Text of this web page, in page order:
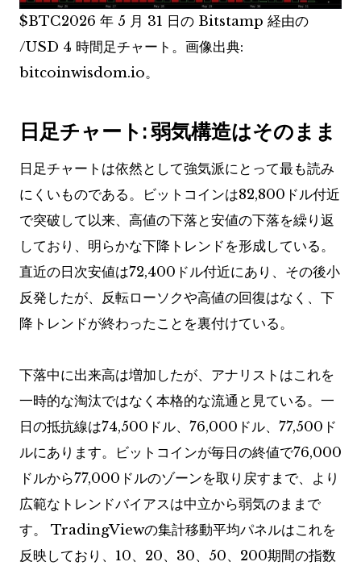
$BTC2026 年 5 月 31 日の Bitstamp 経由の
/USD 4 時間足チャート。画像出典:
bitcoinwisdom.io。
日足チャート: 弱気構造はそのまま
日足チャートは依然として強気派にとって最も読み
にくいものである。ビットコインは82,800ドル付近
で突破して以来、高値の下落と安値の下落を繰り返
しており、明らかな下降トレンドを形成している。
直近の日次安値は72,400ドル付近にあり、その後小
反発したが、反転ローソクや高値の回復はなく、下
降トレンドが終わったことを裏付けている。
下落中に出来高は増加したが、アナリストはこれを
一時的な淘汰ではなく本格的な流通と見ている。一
日の抵抗線は74,500ドル、76,000ドル、77,500ド
ルにあります。ビットコインが毎日の終値で76,000
ドルから77,000ドルのゾーンを取り戻すまで、より
広範なトレンドバイアスは中立から弱気のままで
す。 TradingViewの集計移動平均パネルはこれを
反映しており、10、20、30、50、200期間の指数